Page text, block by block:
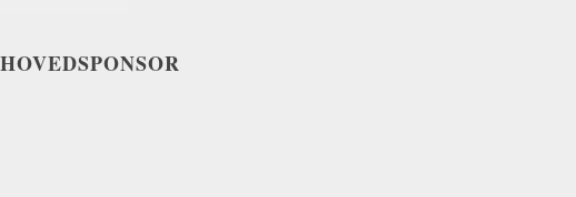
HOVEDSPONSOR